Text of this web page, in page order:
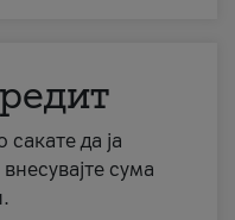
сакате да ја
сума